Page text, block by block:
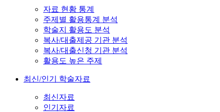
자료 현황 통계
주제별 활용통계 분석
학술지 활용도 분석
복사/대출제공 기관 분석
복사/대출신청 기관 분석
활용도 높은 주제
최신/인기 학술자료
최신자료
인기자료